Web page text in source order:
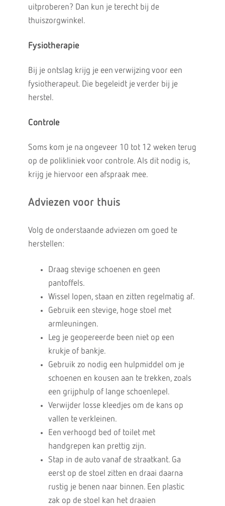
uitproberen? Dan kun je terecht bij de
thuiszorgwinkel.
Fysiotherapie
Bij je ontslag krijg je een verwijzing voor een
fysiotherapeut. Die begeleidt je verder bij je
herstel.
Controle
Soms kom je na ongeveer 10 tot 12 weken terug
op de polikliniek voor controle. Als dit nodig is,
krijg je hiervoor een afspraak mee.
Adviezen voor thuis
Volg de onderstaande adviezen om goed te
herstellen:
Draag stevige schoenen en geen
pantoffels.
Wissel lopen, staan en zitten regelmatig af.
Gebruik een stevige, hoge stoel met
armleuningen.
Leg je geopereerde been niet op een
krukje of bankje.
Gebruik zo nodig een hulpmiddel om je
schoenen en kousen aan te trekken, zoals
een grijphulp of lange schoenlepel.
Verwijder losse kleedjes om de kans op
vallen te verkleinen.
Een verhoogd bed of toilet met
handgrepen kan prettig zijn.
Stap in de auto vanaf de straatkant. Ga
eerst op de stoel zitten en draai daarna
rustig je benen naar binnen. Een plastic
zak op de stoel kan het draaien